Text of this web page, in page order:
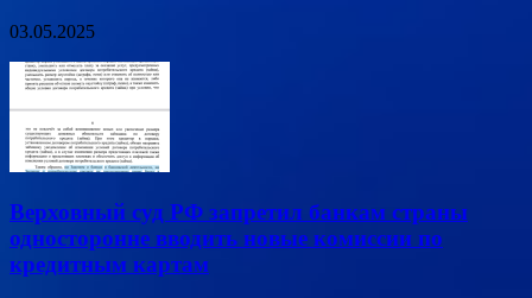
03.05.2025
Верховный суд РФ запретил банкам страны
односторонне вводить новые комиссии по
кредитным картам